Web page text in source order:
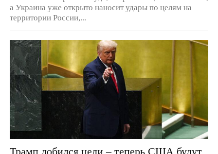
а Украина уже открыто наносит удары по целям на
территории России,...
Трамп добился цели – теперь США будут